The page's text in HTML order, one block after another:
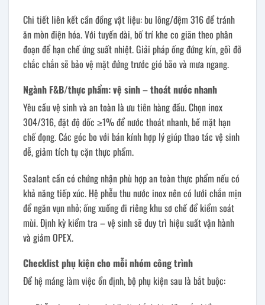
Chi tiết liên kết cần đồng vật liệu: bu lông/đệm 316 để tránh
ăn mòn điện hóa. Với tuyến dài, bố trí khe co giãn theo phân
đoạn để hạn chế ứng suất nhiệt. Giải pháp ống đứng kín, gối đỡ
chắc chắn sẽ bảo vệ mặt đứng trước gió bão và mưa ngang.
Ngành F&B/thực phẩm: vệ sinh – thoát nước nhanh
Yêu cầu vệ sinh và an toàn là ưu tiên hàng đầu. Chọn inox
304/316, đặt độ dốc ≥1% để nước thoát nhanh, bề mặt hạn
chế đọng. Các góc bo với bán kính hợp lý giúp thao tác vệ sinh
dễ, giảm tích tụ cặn thực phẩm.
Sealant cần có chứng nhận phù hợp an toàn thực phẩm nếu có
khả năng tiếp xúc. Hệ phễu thu nước inox nên có lưới chắn mịn
để ngăn vụn nhỏ; ống xuống đi riêng khu sơ chế để kiểm soát
mùi. Định kỳ kiểm tra – vệ sinh sẽ duy trì hiệu suất vận hành
và giảm OPEX.
Checklist phụ kiện cho mỗi nhóm công trình
Để hệ máng làm việc ổn định, bộ phụ kiện sau là bắt buộc: